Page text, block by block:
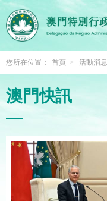
您所在位置： 首頁 > 活動消息
澳門快訊